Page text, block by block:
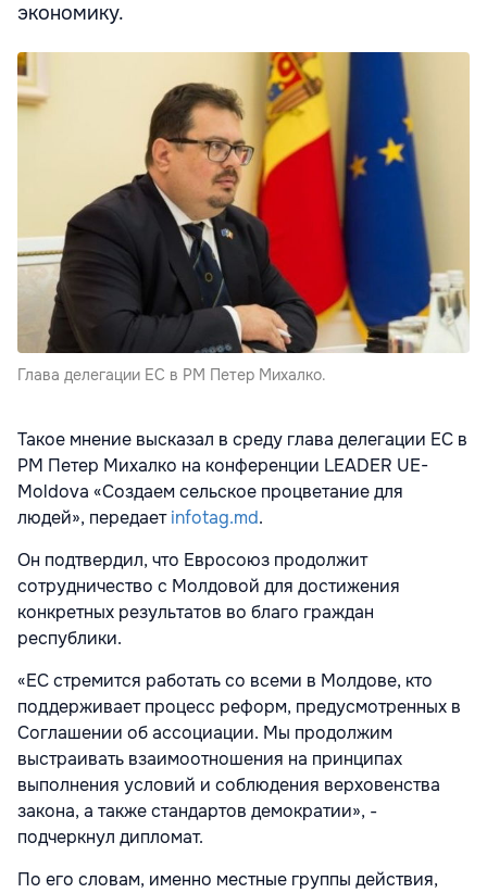
экономику.
Глава делегации ЕС в РМ Петер Михалко.
Такое мнение высказал в среду глава делегации ЕС в
РМ Петер Михалко на конференции LEADER UE-
Moldova «Создаем сельское процветание для
людей», передаетinfotag.md.
Oн подтвердил, что Евросоюз продолжит
сотрудничество с Молдовой для достижения
конкретных результатов во благо граждан
республики.
«ЕС стремится работать со всеми в Молдове, кто
поддерживает процесс реформ, предусмотренных в
Соглашении об ассоциации. Мы продолжим
выстраивать взаимоотношения на принципах
выполнения условий и соблюдения верховенства
закона, а также стандартов демократии», -
подчеркнул дипломат.
По его словам, именно местные группы действия,